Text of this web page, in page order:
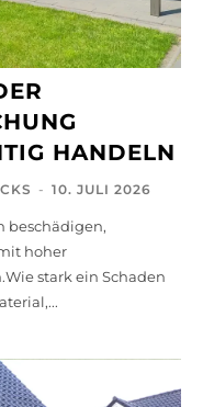
HANDELN
- 10. JULI 2026
beschädigen,
hoher
stark ein Schaden